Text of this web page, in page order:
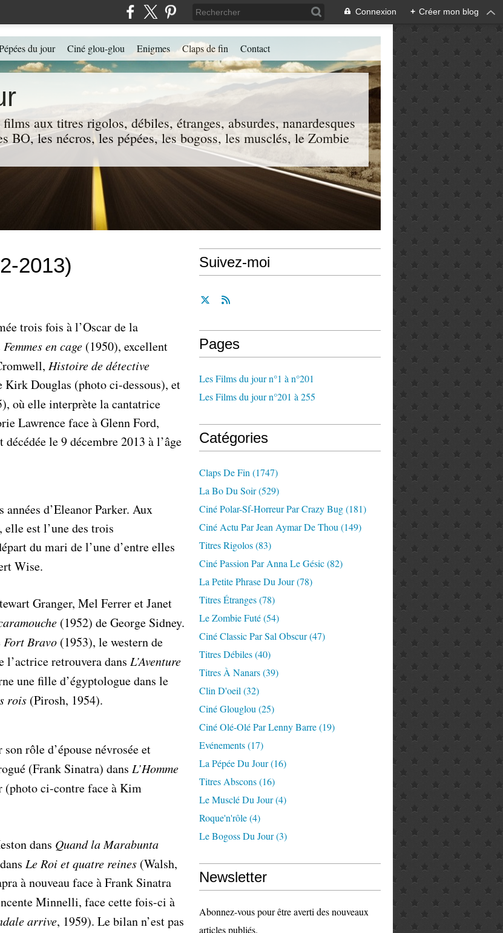
Connexion + Créer mon blog
aux titres rigolos, débiles, étranges, absurdes, nanardesques
les nécros, les pépées, les bogoss, les musclés, le Zombie
du jour Ciné glou-glou Enigmes Claps de fin Contact
2013)
trois fois à l’Oscar de la
Femmes en cage (1950), excellent
Histoire de détective
Kirk Douglas (photo ci-dessous), et
où elle interprète la cantatrice
Lawrence face à Glenn Ford,
le 9 décembre 2013 à l’âge
d’Eleanor Parker. Aux
elle est l’une des trois
du mari de l’une d’entre elles
Wise.
Granger, Mel Ferrer et Janet
(1952) de George Sidney.
Fort Bravo (1953), le western de
l’actrice retrouvera dans L’Aventure
une fille d’égyptologue dans le
rois (Pirosh, 1954).
rôle d’épouse névrosée et
(Frank Sinatra) dans L’Homme
(photo ci-contre face à Kim
dans Quand la Marabunta
Le Roi et quatre reines (Walsh,
à nouveau face à Frank Sinatra
Minnelli, face cette fois-ci à
arrive, 1959). Le bilan n’est pas
Suivez-moi
Pages
Les Films du jour n°1 à n°201
Les Films du jour n°201 à 255
Catégories
Claps De Fin (1747)
La Bo Du Soir(529)
Ciné Polar-Sf-Horreur Par Crazy Bug(181)
Ciné Actu Par Jean Aymar De Thou (149)
Titres Rigolos(83)
Ciné Passion Par Anna Le Gésic(82)
La Petite Phrase Du Jour(78)
Titres Étranges(78)
Le Zombie Futé(54)
Ciné Classic Par Sal Obscur(47)
Titres Débiles(40)
Titres À Nanars(39)
Clin D'oeil (32)
Ciné Glouglou (25)
Ciné Olé-Olé Par Lenny Barre(19)
Evénements(17)
La Pépée Du Jour(16)
Titres Abscons(16)
Le Musclé Du Jour(4)
Roque'n'rôle(4)
Le Bogoss Du Jour(3)
Newsletter
Abonnez-vous pour être averti des nouveaux
articles publiés.